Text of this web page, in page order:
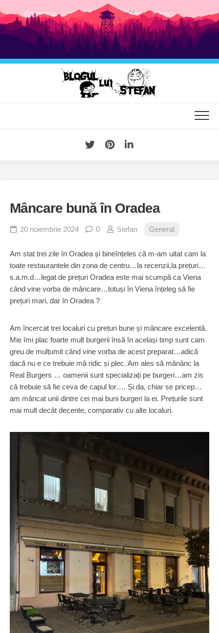
to
content
Mâncare bună în Oradea
20 noiembrie 2024 0 Stefan General
Am stat trei zile în Oradea și bineînțeles că m-am uitat cam la
toate restaurantele din zona de centru…la recenzii,la prețuri…
s.a.m.d…legat de prețuri Oradea este mai scumpă ca Viena
când vine vorba de mâncare…totuși în Viena înțeleg să fie
prețuri mari, dar în Oradea ?
Am încercat trei localuri cu prețuri bune și mâncare excelentă.
Mie îmi plac foarte mult burgerii însă în același timp sunt cam
greu de mulțumit când vine vorba de acest preparat…adică
dacă nu e ce trebuie mă ridic și plec. Am ales să mănânc la
Real Burgers … oamenii sunt specializați pe burgeri…am zis
că trebuie să fie ceva de capul lor…. Și da, chiar se pricep…
am mâncat unii dintre cei mai buni burgeri la ei. Prețurile sunt
mai mult decât decente, comparativ cu alte localuri.